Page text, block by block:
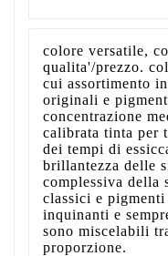
colore versatile,
qualita'/prezzo.
cui assortimento
originali e
concentrazione
calibrata tinta per
dei tempi di
brillantezza delle
complessiva della
classici e
inquinanti e
sono miscelabili
proporzione.